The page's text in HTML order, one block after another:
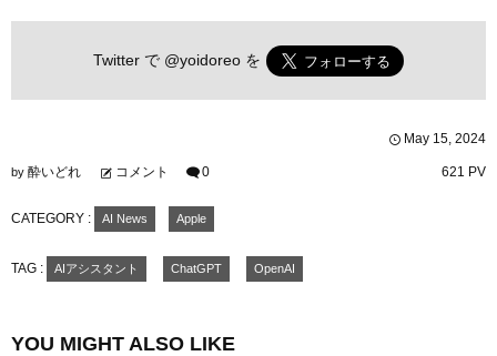
Twitter で @yoidoreo を
May 15, 2024
by 酔いどれ コメント 0 621 PV
CATEGORY : AI News Apple
TAG : AIアシスタント ChatGPT OpenAI
YOU MIGHT ALSO LIKE